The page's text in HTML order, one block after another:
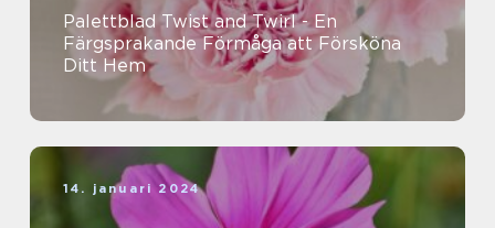
Palettblad Twist and Twirl - En
Färgsprakande Förmåga att Försköna
Ditt Hem
14. januari 2024